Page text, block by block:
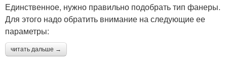
Единственное, нужно правильно подобрать тип фанеры.
Для этого надо обратить внимание на следующие ее
параметры:
читать дальше →